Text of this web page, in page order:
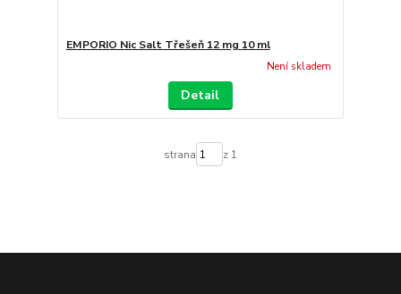
EMPORIO Nic Salt Třešeň 12 mg 10 ml
Není skladem
Detail
strana z 1